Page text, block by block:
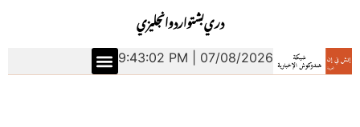
انجليزياردوبشتودري
9:43:03 PM | 07/08/2026